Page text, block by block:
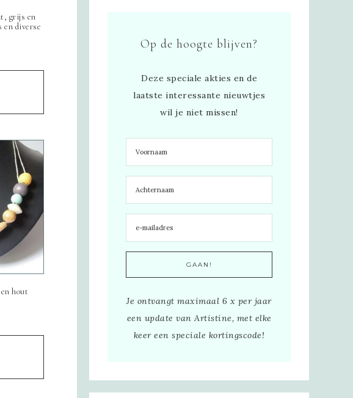
grijs en
en diverse
hout
Op de hoogte blijven?
Deze speciale akties en de
laatste interessante nieuwtjes
wil je niet missen!
Je ontvangt maximaal 6 x per jaar
een update van Artistine, met elke
keer een speciale kortingscode!